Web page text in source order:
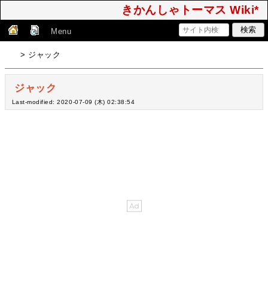
きかんしゃトーマス Wiki*
Menu
> ジャック
ジャック
Last-modified: 2020-07-09 (木) 02:38:54